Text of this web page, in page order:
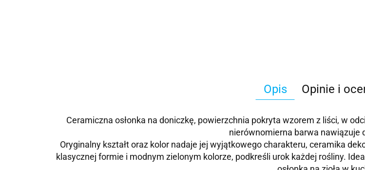
Opis Opinie i
Ceramiczna osłonka na doniczkę, powierzchnia pokryta wzorem z liści, w
nierównomierna barwa nawiązuje
Oryginalny kształt oraz kolor nadaje jej wyjątkowego charakteru, ceramika
klasycznej formie i modnym zielonym kolorze, podkreśli urok każdej rośliny.